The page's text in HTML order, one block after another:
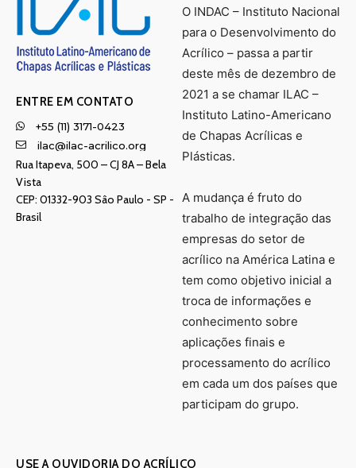
ENTRE EM CONTATO
+55 (11) 3171-0423
ilac@ilac-acrilico.org
Rua Itapeva, 500 – CJ 8A – Bela
Vista
CEP: 01332-903 Sâo Paulo - SP -
Brasil
O INDAC – Instituto Nacional
para o Desenvolvimento do
Acrílico – passa a partir
deste mês de dezembro de
2021 a se chamar ILAC –
Instituto Latino-Americano
de Chapas Acrílicas e
Plásticas.
A mudança é fruto do
trabalho de integração das
empresas do setor de
acrílico na América Latina e
tem como objetivo inicial a
troca de informações e
conhecimento sobre
aplicações finais e
processamento do acrílico
em cada um dos países que
participam do grupo.
USE A OUVIDORIA DO ACRÍLICO